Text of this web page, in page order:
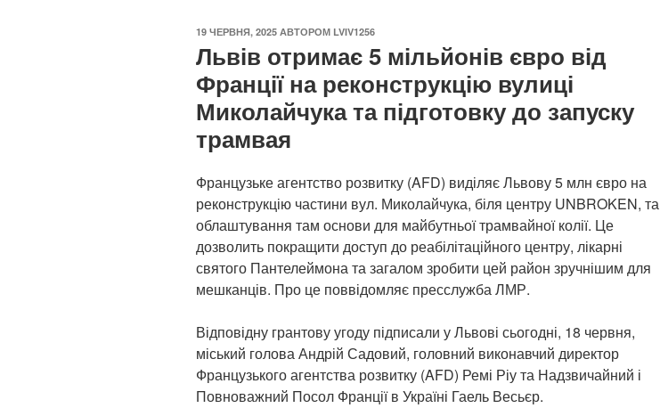
ОПУБЛІКОВАНО
19 ЧЕРВНЯ, 2025 АВТОРОМ LVIV1256
Львів отримає 5 мільйонів євро від
Франції на реконструкцію вулиці
Миколайчука та підготовку до запуску
трамвая
Французьке агентство розвитку (AFD) виділяє Львову 5 млн євро на
реконструкцію частини вул. Миколайчука, біля центру UNBROKEN, та
облаштування там основи для майбутньої трамвайної колії. Це
дозволить покращити доступ до реабілітаційного центру, лікарні
святого Пантелеймона та загалом зробити цей район зручнішим для
мешканців. Про це поввідомляє пресслужба ЛМР.
Відповідну грантову угоду підписали у Львові сьогодні, 18 червня,
міський голова Андрій Садовий, головний виконавчий директор
Французького агентства розвитку (AFD) Ремі Ріу та Надзвичайний і
Повноважний Посол Франції в Україні Гаель Весьєр.